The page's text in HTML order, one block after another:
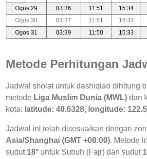
Ogos 29
03:36 11:51 15:34
Ogos 30
03:37 11:51 15:33
Ogos 31
03:39 11:50 15:33
Metode Perhitungan
Jadwal sholat untuk dashiqiao dihitung
metode Liga Muslim Dunia (MWL) dan
kota: latitude: 40.6328, longitude:
Jadwal ini telah disesuaikan dengan
Asia/Shanghai (GMT +08:00). Metode
sudut 18° untuk Subuh (Fajr) dan sudut